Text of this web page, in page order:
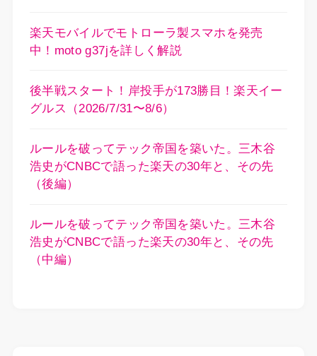
楽天モバイルでモトローラ製スマホを発売
中！moto g37jを詳しく解説
後半戦スタート！岸投手が173勝目！楽天イー
グルス（2026/7/31〜8/6）
ルールを破ってテック帝国を築いた。三木谷
浩史がCNBCで語った楽天の30年と、その先
（後編）
ルールを破ってテック帝国を築いた。三木谷
浩史がCNBCで語った楽天の30年と、その先
（中編）